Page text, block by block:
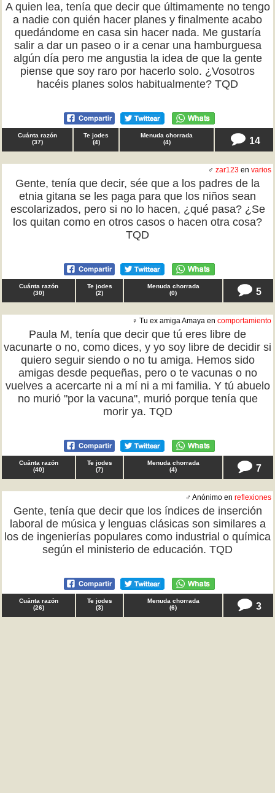
A quien lea, tenía que decir que últimamente no tengo
a nadie con quién hacer planes y finalmente acabo
quedándome en casa sin hacer nada. Me gustaría
salir a dar un paseo o ir a cenar una hamburguesa
algún día pero me angustia la idea de que la gente
piense que soy raro por hacerlo solo. ¿Vosotros
hacéis planes solos habitualmente? TQD
Cuánta razón
(37)
Te jodes
(4)
Menuda chorrada
(4) 14
♂ zar123 en varios
Gente, tenía que decir, sée que a los padres de la
etnia gitana se les paga para que los niños sean
escolarizados, pero si no lo hacen, ¿qué pasa? ¿Se
los quitan como en otros casos o hacen otra cosa?
TQD
Cuánta razón
(30)
Te jodes
(2)
Menuda chorrada
(0) 5
♀ Tu ex amiga Amaya en comportamiento
Paula M, tenía que decir que tú eres libre de
vacunarte o no, como dices, y yo soy libre de decidir si
quiero seguir siendo o no tu amiga. Hemos sido
amigas desde pequeñas, pero o te vacunas o no
vuelves a acercarte ni a mí ni a mi familia. Y tú abuelo
no murió "por la vacuna", murió porque tenía que
morir ya. TQD
Cuánta razón
(40)
Te jodes
(7)
Menuda chorrada
(4) 7
♂ Anónimo en reflexiones
Gente, tenía que decir que los índices de inserción
laboral de música y lenguas clásicas son similares a
los de ingenierías populares como industrial o química
según el ministerio de educación. TQD
Cuánta razón
(26)
Te jodes
(3)
Menuda chorrada
(6) 3